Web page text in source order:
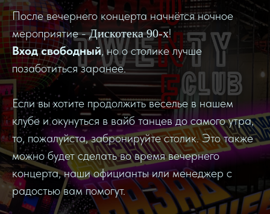
После вечернего концерта начнётся ночное
мероприятие -Дискотека 90-х!
Вход свободный, но о столике лучше
позаботиться заранее.
Если вы хотите продолжить веселье в нашем
клубе и окунуться в вайб танцев до самого утра,
то, пожалуйста, забронируйте столик. Это также
можно будет сделать во время вечернего
концерта, наши официанты или менеджер с
радостью вам помогут.